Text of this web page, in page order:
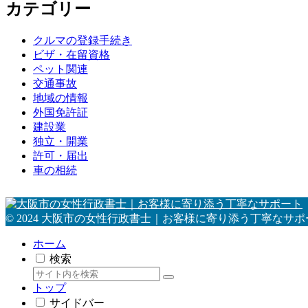
カテゴリー
クルマの登録手続き
ビザ・在留資格
ペット関連
交通事故
地域の情報
外国免許証
建設業
独立・開業
許可・届出
車の相続
© 2024 大阪市の女性行政書士｜お客様に寄り添う丁寧なサポ
ホーム
検索
トップ
サイドバー